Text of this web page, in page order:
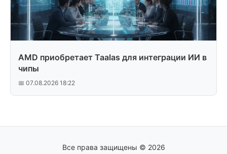
AMD приобретает Taalas для интеграции ИИ в
чипы
📅 07.08.2026 18:22
Все права защищены © 2026